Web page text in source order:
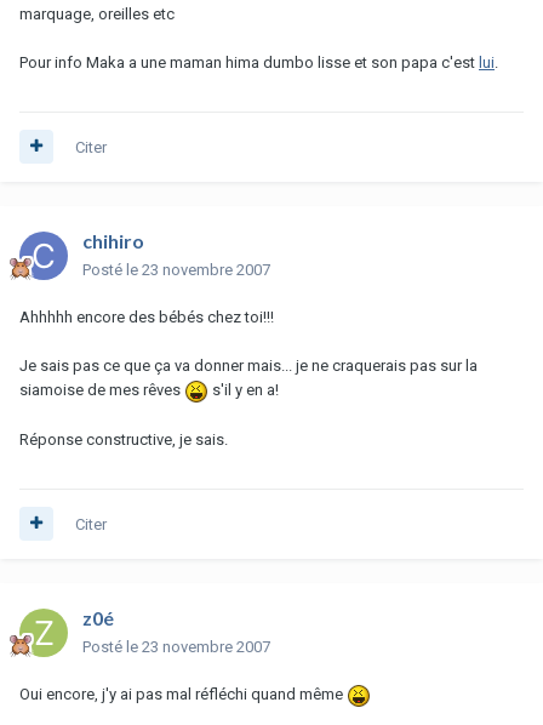
marquage, oreilles etc
Pour info Maka a une maman hima dumbo lisse et son papa c'est lui
Citer
chihiro
Posté le 23 novembre 2007
Ahhhhh encore des bébés chez toi!!!
Je sais pas ce que ça va donner mais... je ne craquerais pas sur la
siamoise de mes rêves
s'il y en a!
Réponse constructive, je sais.
Citer
z0é
Posté le 23 novembre 2007
Oui encore, j'y ai pas mal réfléchi quand même